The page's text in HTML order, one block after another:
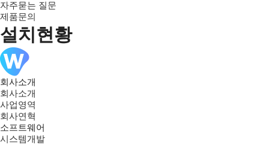
자주묻는 질문
제품문의
설치현황
회사소개
회사소개
사업영역
회사연혁
소프트웨어
시스템개발